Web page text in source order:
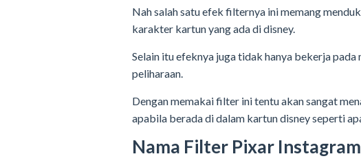
Nah salah satu efek filternya ini memang
karakter kartun yang ada di disney.
Selain itu efeknya juga tidak hanya bekerja pada
peliharaan.
Dengan memakai filter ini tentu akan sangat
apabila berada di dalam kartun disney seperti
Nama Filter Pixar Instagram